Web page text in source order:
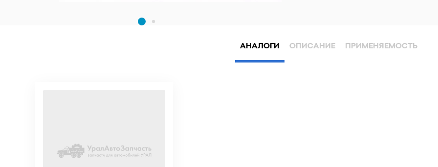
АНАЛОГИ ОПИСАНИЕ ПРИМЕНЯЕМОСТЬ